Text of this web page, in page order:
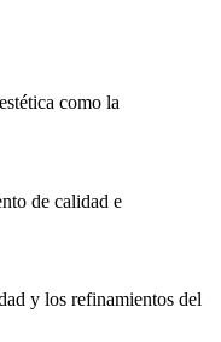
como la
de calidad e
y los refinamientos del